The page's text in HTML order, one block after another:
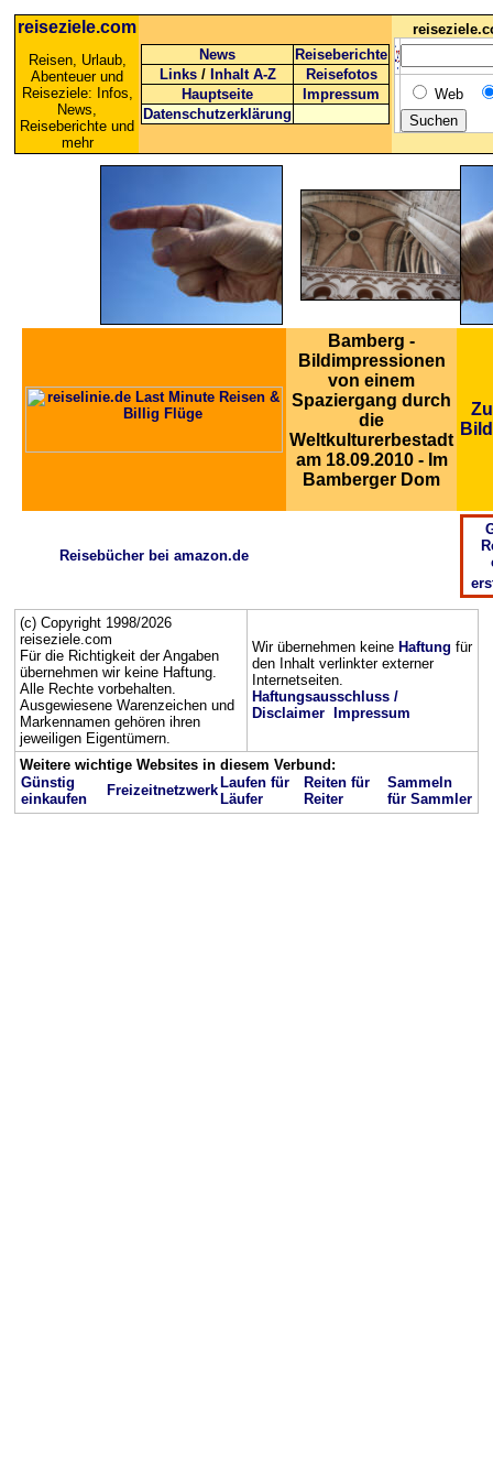
reiseziele.com
Reisen, Urlaub,
Abenteuer und
Reiseziele: Infos,
News,
Reiseberichte und
mehr
News
Reiseberichte
Links / Inhalt A-Z
Reisefotos
Hauptseite
Impressum
Datenschutzerklärung
Web
Bamberg -
Bildimpressionen
von einem
Spaziergang durch
die
Weltkulturerbestadt
am 18.09.2010 - Im
Bamberger Dom
Reisebücher bei amazon.de
(c) Copyright 1998/2026
reiseziele.com
Für die Richtigkeit der Angaben
übernehmen wir keine Haftung.
Alle Rechte vorbehalten.
Ausgewiesene Warenzeichen und
Markennamen gehören ihren
jeweiligen Eigentümern.
Wir übernehmen keine Haftung für
den Inhalt verlinkter externer
Internetseiten.
Haftungsausschluss /
Disclaimer
Impressum
Weitere wichtige Websites in diesem Verbund:
Günstig
einkaufen
Freizeitnetzwerk Laufen für
Läufer
Reiten für
Reiter
Sammeln
für Sammler